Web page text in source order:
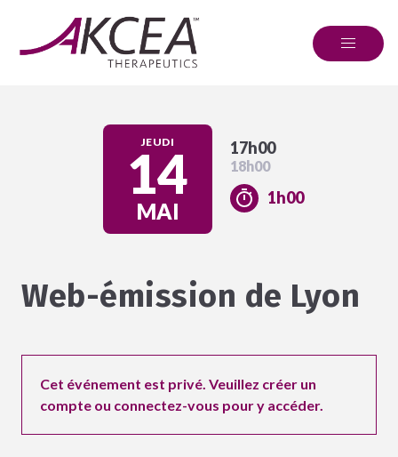
JEUDI
14
MAI
17h00
18h00
1h00
Web-émission de Lyon
Cet événement est privé. Veuillez créer un
compte ou connectez-vous pour y accéder.